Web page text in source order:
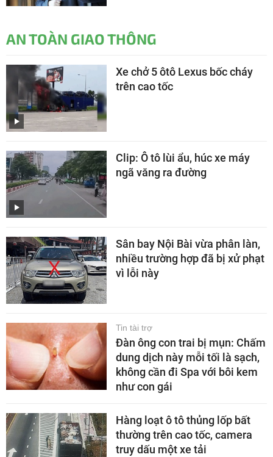
AN TOÀN GIAO THÔNG
Xe chở 5 ôtô Lexus bốc cháy
trên cao tốc
Clip: Ô tô lùi ẩu, húc xe máy
ngã văng ra đường
Sân bay Nội Bài vừa phân làn,
nhiều trường hợp đã bị xử phạt
vì lỗi này
Tin tài trợ
Đàn ông con trai bị mụn: Chấm
dung dịch này mỗi tối là sạch,
không cần đi Spa với bôi kem
như con gái
Hàng loạt ô tô thủng lốp bất
thường trên cao tốc, camera
truy dấu một xe tải